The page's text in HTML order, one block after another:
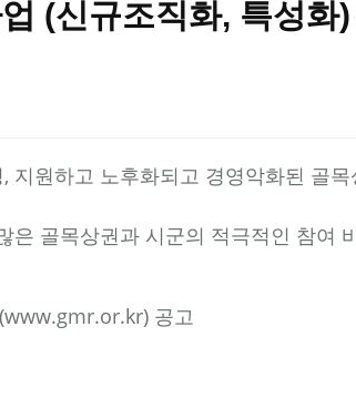
(신규조직화, 특성화
원하고 노후화되고 경영악화된 골
은 골목상권과 시군의 적극적인 참여
공고